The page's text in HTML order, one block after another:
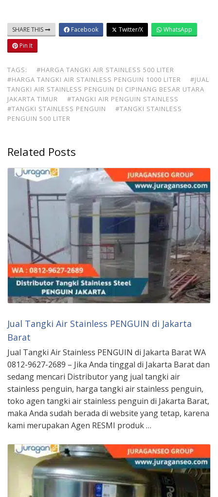
SHARE THIS Facebook Twitter/X
WhatsApp
Pin It
TAGS:
#HARGA TANGKI AIR STAINLESS 500 LITER
#HARGA TANGKI AIR STAINLESS PENGUIN 1000 LITER
#JUAL
TANGKI AIR STAINLESS PENGUIN DI CIPINANG BESAR UTARA
JAKARTA TIMUR
#TANGKI AIR PENGUIN STAINLESS
#TANGKI STAINLESS PENGUIN
#TANGKI STAINLESS
PENGUIN 500 LITER
Related Posts
Jual Tangki Air Stainless PENGUIN di Jakarta
Barat
Jual Tangki Air Stainless PENGUIN di Jakarta Barat WA
0812-9627-2689 – Jika Anda tinggal di Jakarta Barat dan
sedang mencari Distributor yang jual tangki air
stainless penguin, harga tangki air stainless penguin,
toko agen tangki air stainless penguin di Jakarta Barat,
maka Anda sudah berada di website yang tetap, karena
kami merupakan Agen RESMI produk …